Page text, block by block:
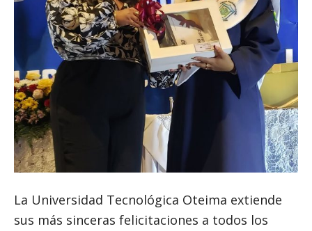
La Universidad Tecnológica Oteima extiende
sus más sinceras felicitaciones a todos los